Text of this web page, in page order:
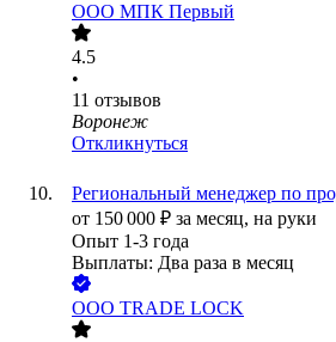
ООО МПК Первый
4.5
•
11 отзывов
Воронеж
Откликнуться
Региональный менеджер по
от 150 000 ₽ за месяц, на руки
Опыт 1-3 года
Выплаты: Два раза в месяц
ООО TRADE LOCK